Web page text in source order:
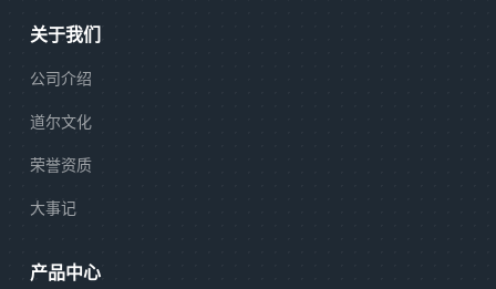
关于我们
公司介绍
道尔文化
荣誉资质
大事记
产品中心